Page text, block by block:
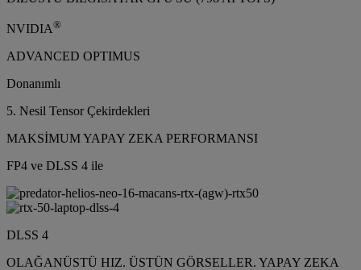
NVIDIA®
ADVANCED OPTIMUS
Donanımlı
5. Nesil Tensor Çekirdekleri
MAKSİMUM YAPAY ZEKA PERFORMANSI
FP4 ve DLSS 4 ile
DLSS 4
OLAĞANÜSTÜ HIZ. ÜSTÜN GÖRSELLER. YAPAY ZEKA